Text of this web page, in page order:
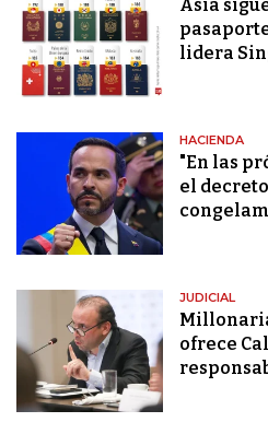
Asia
lidera
HACIENDA
"En las
el
JUDICIAL
ofrece